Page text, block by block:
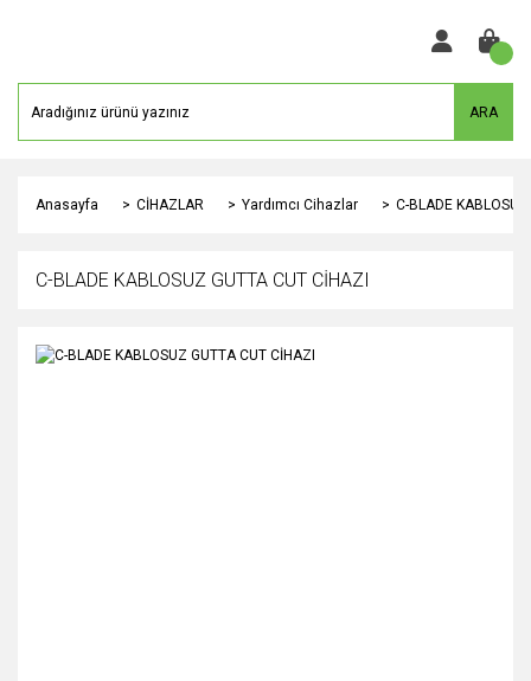
ARA
Anasayfa CİHAZLAR Yardımcı Cihazlar C-BLADE
C-BLADE KABLOSUZ GUTTA CUT CİHAZI